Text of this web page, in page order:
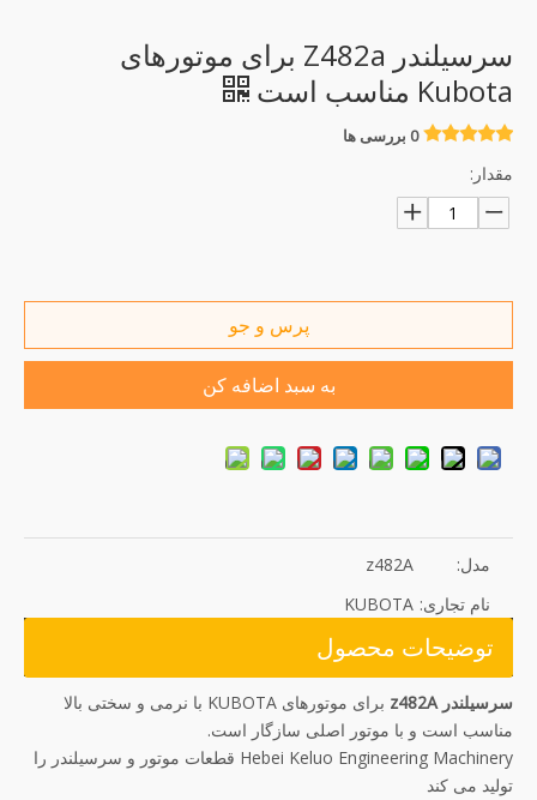
سرسیلندر Z482a برای موتورهای
Kubota مناسب است
0 بررسی ها
مقدار:
پرس و جو
به سبد اضافه کن
مدل:
z482A
نام تجاری: KUBOTA
توضیحات محصول
سرسیلندر z482A
برای موتورهای KUBOTA با نرمی و سختی بالا
مناسب است و با موتور اصلی سازگار است.
Hebei Keluo Engineering Machinery قطعات موتور و سرسیلندر را
تولید می کند